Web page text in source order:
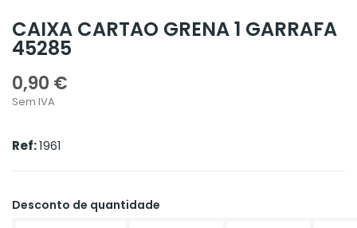
CAIXA CARTAO GRENA 1 GARRAFA
45285
0,90 €
Sem IVA
Ref:1961
Desconto de quantidade